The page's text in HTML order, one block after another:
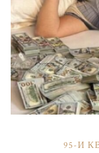
95-Й